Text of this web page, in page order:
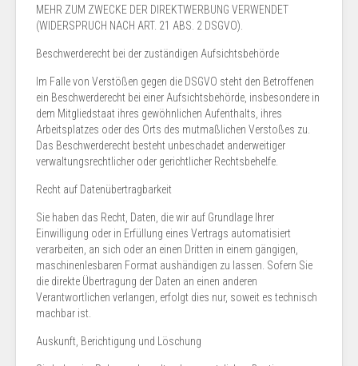
MEHR ZUM ZWECKE DER DIREKTWERBUNG VERWENDET
(WIDERSPRUCH NACH ART. 21 ABS. 2 DSGVO).
Beschwerde­recht bei der zuständigen Aufsichts­behörde
Im Falle von Verstößen gegen die DSGVO steht den Betroffenen
ein Beschwerderecht bei einer Aufsichtsbehörde, insbesondere in
dem Mitgliedstaat ihres gewöhnlichen Aufenthalts, ihres
Arbeitsplatzes oder des Orts des mutmaßlichen Verstoßes zu.
Das Beschwerderecht besteht unbeschadet anderweitiger
verwaltungsrechtlicher oder gerichtlicher Rechtsbehelfe.
Recht auf Daten­übertrag­barkeit
Sie haben das Recht, Daten, die wir auf Grundlage Ihrer
Einwilligung oder in Erfüllung eines Vertrags automatisiert
verarbeiten, an sich oder an einen Dritten in einem gängigen,
maschinenlesbaren Format aushändigen zu lassen. Sofern Sie
die direkte Übertragung der Daten an einen anderen
Verantwortlichen verlangen, erfolgt dies nur, soweit es technisch
machbar ist.
Auskunft, Berichtigung und Löschung